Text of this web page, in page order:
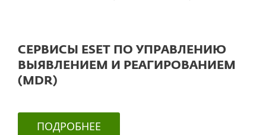
СЕРВИСЫ ESET ПО УПРАВЛЕНИЮ
ВЫЯВЛЕНИЕМ И РЕАГИРОВАНИЕМ
(MDR)
ПОДРОБНЕЕ